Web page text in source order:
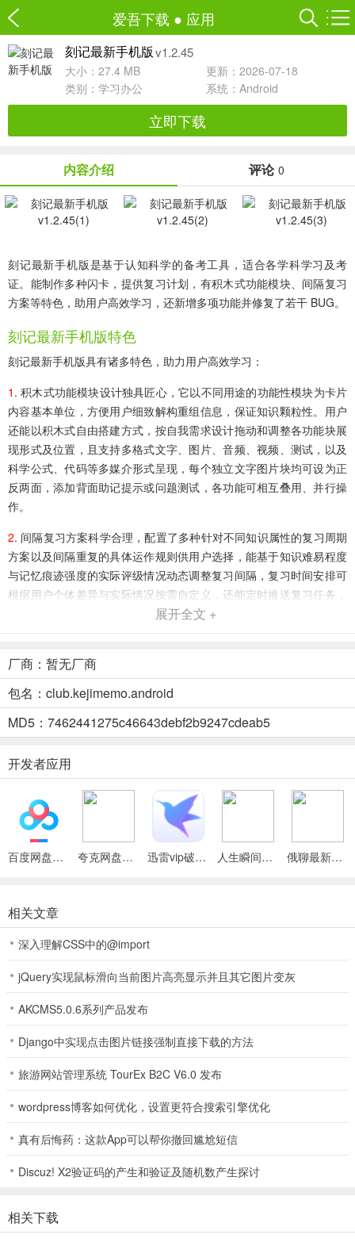
爱吾下载 ● 应用
刻记最新手机版 v1.2.45
大小：27.4 MB
更新：2026-07-18
类别： 学习办公 系统：Android
立即下载
内容介绍 评论 0
刻记最新手机版是基于认知科学的备考工具，适合各学科学习及考
证。能制作多种闪卡，提供复习计划，有积木式功能模块、间隔复习
方案等特色，助用户高效学习，还新增多项功能并修复了若干 BUG。
刻记最新手机版特色
刻记最新手机版具有诸多特色，助力用户高效学习：
1 . 积木式功能模块设计独具匠心，它以不同用途的功能性模块为卡片
内容基本单位，方便用户细致解构重组信息，保证知识颗粒性。用户
还能以积木式自由搭建方式，按自我需求设计拖动和调整各功能块展
现形式及位置，且支持多格式文字、图片、音频、视频、测试，以及
科学公式、代码等多媒介形式呈现，每个独立文字图片块均可设为正
反两面，添加背面助记提示或问题测试，各功能可相互叠用、并行操
作。
2. 间隔复习方案科学合理，配置了多种针对不同知识属性的复习周期
方案以及间隔重复的具体运作规则供用户选择，能基于知识难易程度
与记忆痕迹强度的实际评级情况动态调整复习间隔，复习时间安排可
根据用户个体差异与实际情况按需自定义，还能定时推送复习任务，
用户也可随时查看复习计划与进程。
上下层级和逻辑，结合标签分类属性，突破层级限制，方便横向快速
定位查找卡片。卡片与卡块之间可实现点到点的相互连接，便于建立
新旧知识关联，打造个人知识结构图。输入卡片正文中的关键字词能
迅速找到所需卡片，卡包内支持多种条件筛选出指定展示的卡片。
据，所想所见即所得。它模拟现实情境中的助记手段，以智能高效的
方式重组再现，基于认知科学的理论指导，提供各种经由认知科学验
证过的助记手段。
1、个性化定制：支持高度个性化设置，无论是学习卡片的设计还是复
习策略的调整，都能满足每一位用户的独特需求。
-
2、高效学习：通过科学的记忆曲线和个性化复习策略，帮助用户更高
据的安全性和访问速度，还提供多种数据备份和恢复选项。
-
4、全面知识管理：应用内置的卡片管理和全文搜索功能，让用户轻松
展开全文 +
厂商：暂无厂商
包名：club.kejimemo.android
MD5：7462441275c46643debf2b9247cdeab5
开发者应用
百度网盘绿色免安装Pc电脑版 夸克网盘官方正式版 迅雷vip破解版永久会员2024版 人生瞬间最新手机版 俄聊最新手机版
相关文章
深入理解CSS中的@import
jQuery实现鼠标滑向当前图片高亮显示并且其它图片变灰
AKCMS5.0.6系列产品发布
Django中实现点击图片链接强制直接下载的方法
旅游网站管理系统 TourEx B2C V6.0 发布
wordpress博客如何优化，设置更符合搜索引擎优化
真有后悔药：这款App可以帮你撤回尴尬短信
Discuz! X2验证码的产生和验证及随机数产生探讨
相关下载